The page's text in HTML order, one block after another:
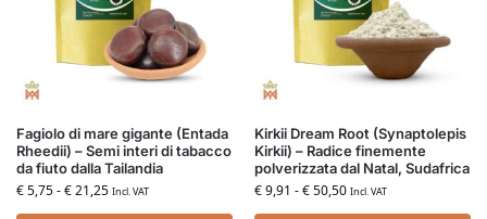
Fagiolo di mare gigante (Entada
Rheedii) – Semi interi di tabacco
da fiuto dalla Tailandia
€5,75-€21,25 Incl. VAT
Kirkii Dream Root (Synaptolepis
Kirkii) – Radice finemente
polverizzata dal Natal, Sudafrica
€9,91 -€50,50 Incl. VAT